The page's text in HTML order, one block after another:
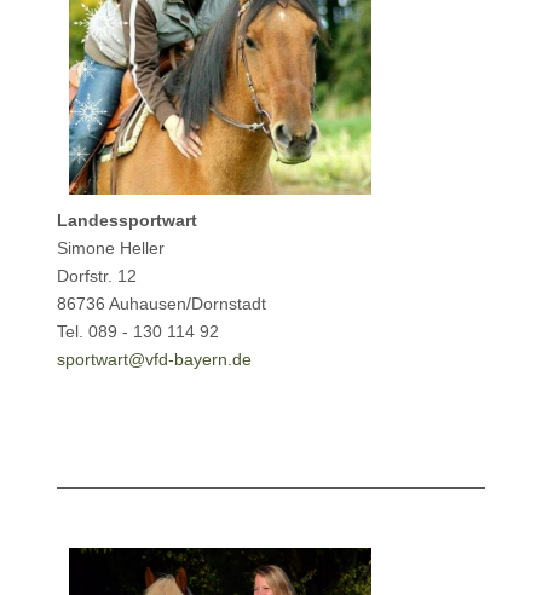
Landessportwart
Simone Heller
Dorfstr. 12
86736 Auhausen/Dornstadt
Tel. 089 - 130 114 92
sportwart@vfd-bayern.de